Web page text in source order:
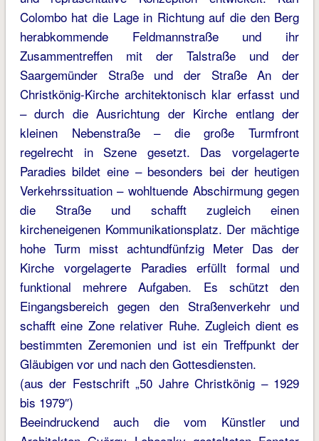
Colombo hat die Lage in Richtung auf die den Berg
herabkommende Feldmannstraße und ihr
Zusammentreffen mit der Talstraße und der
Saargemünder Straße und der Straße An der
Christkönig-Kirche architektonisch klar erfasst und
– durch die Ausrichtung der Kirche entlang der
kleinen Nebenstraße – die große Turmfront
regelrecht in Szene gesetzt. Das vorgelagerte
Paradies bildet eine – besonders bei der heutigen
Verkehrssituation – wohltuende Abschirmung gegen
die Straße und schafft zugleich einen
kircheneigenen Kommunikationsplatz. Der mächtige
hohe Turm misst achtundfünfzig Meter Das der
Kirche vorgelagerte Paradies erfüllt formal und
funktional mehrere Aufgaben. Es schützt den
Eingangsbereich gegen den Straßenverkehr und
schafft eine Zone relativer Ruhe. Zugleich dient es
bestimmten Zeremonien und ist ein Treffpunkt der
Gläubigen vor und nach den Gottesdiensten.
(aus der Festschrift „50 Jahre Christkönig – 1929
bis 1979″)
Beeindruckend auch die vom Künstler und